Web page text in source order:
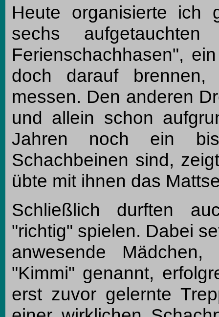
Heute organisierte ich
sechs
Ferienschachhasen",
doch darauf
messen. Den anderen
und allein schon
Jahren noch ein
Schachbeinen sind,
übte mit ihnen das
Schließlich durften
"richtig" spielen. Dabei
anwesende
"Kimmi" genannt,
erst zuvor gelernte